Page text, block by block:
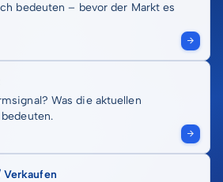
bedeuten – bevor der Markt es
Was die aktuellen
Verkaufen